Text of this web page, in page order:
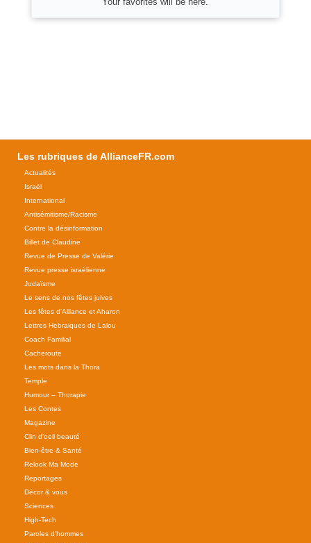
Les rubriques de AllianceFR.com
Actualités
Israël
International
Antisémitisme/Racisme
Contre la désinformation
Billet de Claudine
Revue de Presse de Valérie
Revue presse israélienne
Judaïsme
Le sens de nos fêtes juives
Les fêtes d'Alliance et Aharon
Lettres Hebraiques de Lalou
Coach Familial
Cacheroute
Les mots dans la Thora
Temple
Humour – Thorapie
Les Contes
Magazine
Clin d'oeil beauté
Bien-être & Santé
Relook Ma Mode
Reportages
Décor & vous
Sciences
High-Tech
Paroles d'hommes